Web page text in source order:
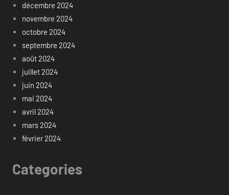
décembre 2024
novembre 2024
octobre 2024
septembre 2024
août 2024
juillet 2024
juin 2024
mai 2024
avril 2024
mars 2024
février 2024
Categories